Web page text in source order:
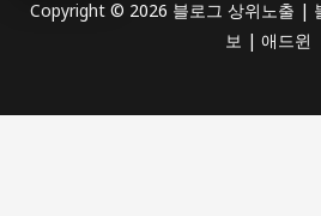
Copyright © 2026 블로그 상위노출 |
보 | 애드윈